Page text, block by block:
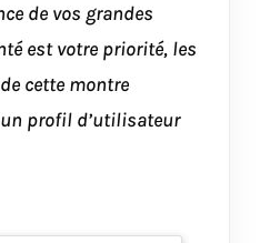
de vos grandes
est votre priorité, les
cette montre
profil d’utilisateur